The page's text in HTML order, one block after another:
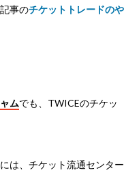
事のチケットトレードのや
ムでも、TWICEのチケッ
は、チケット流通センター